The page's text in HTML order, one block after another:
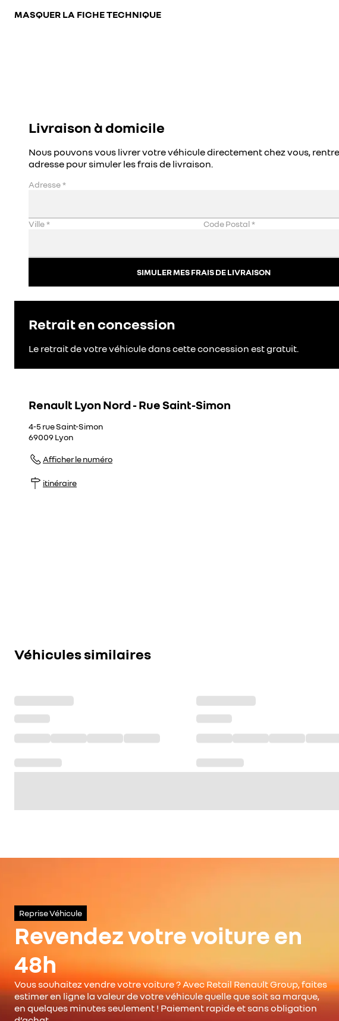
MASQUER LA FICHE TECHNIQUE
Livraison à domicile
Nous pouvons vous livrer votre véhicule directement chez vous,
adresse pour simuler les frais de livraison.
Adresse*
Ville* Code Postal*
SIMULER MES FRAIS DE LIVRAISON
Retrait en concession
Le retrait de votre véhicule dans cette concession est gratuit.
Renault Lyon Nord - Rue Saint-Simon
4-5 rue Saint-Simon
69009Lyon
Afficher le numéro
itinéraire
Véhicules similaires
Reprise Véhicule
Revendez votre voiture en
48h
Vous souhaitez vendre votre voiture ? Avec Retail Renault Group, faites
estimer en ligne la valeur de votre véhicule quelle que soit sa marque,
en quelques minutes seulement ! Paiement rapide et sans obligation